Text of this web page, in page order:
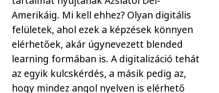
Amerikáig. Mi kell ehhez? Olyan digitális
felületek, ahol ezek a képzések könnyen
elérhetőek, akár úgynevezett blended
learning formában is. A digitalizáció tehát
az egyik kulcskérdés, a másik pedig az,
hogy mindez angol nyelven is elérhető